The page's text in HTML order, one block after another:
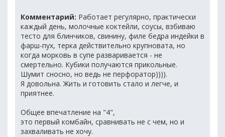
Комментарий: Работает регулярно, практически
каждый день, молочные коктейли, соусы, взбиваю
тесто для блинчиков, свинину, филе бедра индейки в
фарш-пух, терка действительно крупновата, но
когда морковь в супе разваривается - не
смертельно. Кубики получаются прикольные.
Шумит сносно, но ведь не перфоратор)))).
Я довольна. Жить и готовить стало и легче, и
приятнее.
Общее впечатление на "4",
это первый комбайн, сравнивать не с чем, но и
захваливать не хочу.